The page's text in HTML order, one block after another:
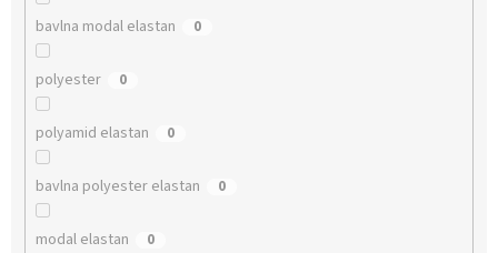
bavlna modal elastan 0
polyester 0
polyamid elastan 0
bavlna polyester elastan 0
modal elastan 0